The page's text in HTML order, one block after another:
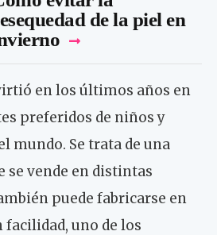
de la piel en
en los últimos años en
preferidos de niños y
mundo. Se trata de una
se vende en distintas
puede fabricarse en
facilidad, uno de los